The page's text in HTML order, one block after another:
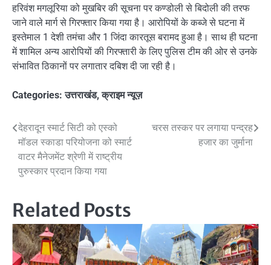
हरिवंश मगलूरिया को मुखबिर की सूचना पर कण्डोली से बिदोली की तरफ
जाने वाले मार्ग से गिरफ्तार किया गया है। आरोपियों के कब्जे से घटना में
इस्तेमाल 1 देशी तमंचा और 1 जिंदा कारतूस बरामद हुआ है। साथ ही घटना
में शामिल अन्य आरोपियों की गिरफ्तारी के लिए पुलिस टीम की ओर से उनके
संभावित ठिकानों पर लगातार दबिश दी जा रही है।
Categories:उत्तराखंड,क्राइम न्यूज़
Post
navigation
देहरादून स्मार्ट सिटी को एस्को
मॉडल स्काडा परियोजना को स्मार्ट
वाटर मैनेजमेंट श्रेणी में राष्ट्रीय
पुरुस्कार प्रदान किया गया
चरस तस्कर पर लगाया पन्द्रह
हजार का जुर्माना
Related Posts